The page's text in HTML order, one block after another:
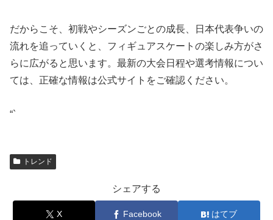
だからこそ、初戦やシーズンごとの成長、日本代表争いの
流れを追っていくと、フィギュアスケートの楽しみ方がさ
らに広がると思います。最新の大会日程や選考情報につい
ては、正確な情報は公式サイトをご確認ください。
“`
トレンド
シェアする
X Facebook はてブ